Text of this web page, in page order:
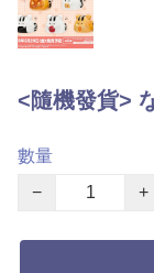
<隨機發貨>
數量
−
+